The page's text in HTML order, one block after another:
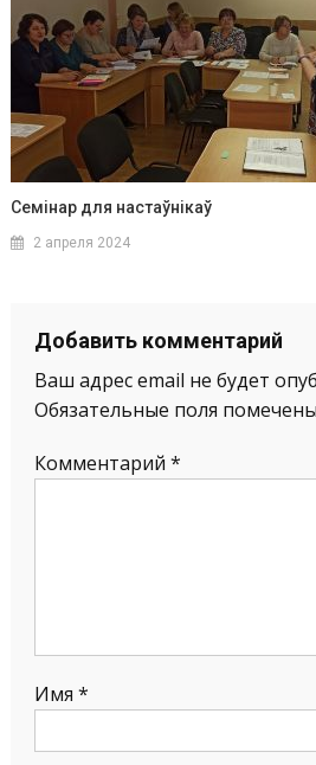
Семінар для настаўнікаў
2 апреля 2024
Добавить комментарий
Ваш адрес email не будет
Обязательные поля помечены
Комментарий *
Имя *